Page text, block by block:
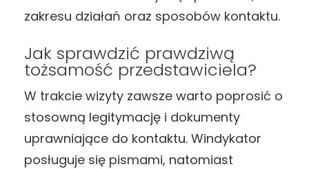
zakresu działań oraz sposobów kontaktu.
Jak sprawdzić prawdziwą
tożsamość przedstawiciela?
W trakcie wizyty zawsze warto poprosić o
stosowną legitymację i dokumenty
uprawniające do kontaktu. Windykator
posługuje się pismami, natomiast